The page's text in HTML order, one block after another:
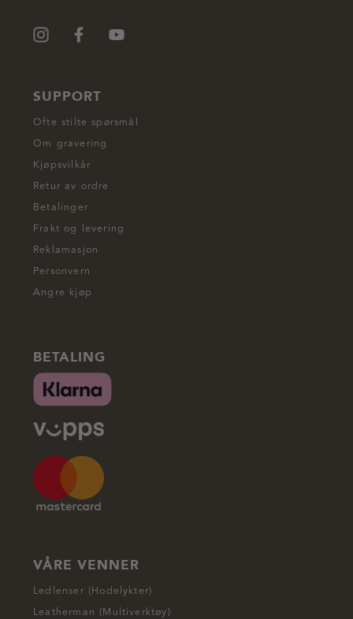
SUPPORT
Ofte stilte spørsmål
Om gravering
Kjøpsvilkår
Retur av ordre
Betalinger
Frakt og levering
Reklamasjon
Personvern
Angre kjøp
BETALING
VÅRE VENNER
Ledlenser (Hodelykter)
Leatherman (Multiverktøy)